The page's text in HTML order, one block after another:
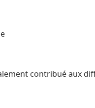
contribué aux